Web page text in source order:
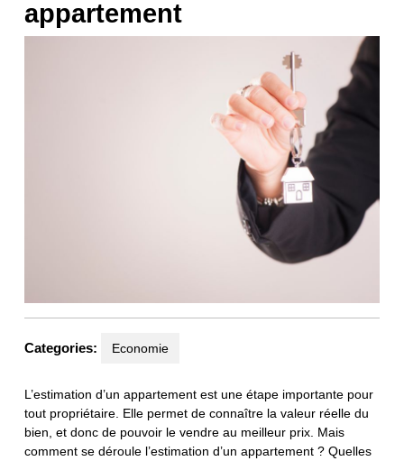
appartement
Categories: Economie
L’estimation d’un appartement est une étape importante pour
tout propriétaire. Elle permet de connaître la valeur réelle du
bien, et donc de pouvoir le vendre au meilleur prix. Mais
comment se déroule l’estimation d’un appartement ? Quelles